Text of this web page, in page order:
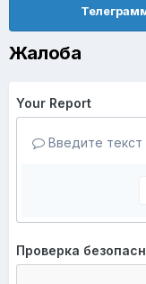
Жалоба
Your Report
Введите
Проверка